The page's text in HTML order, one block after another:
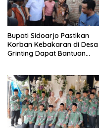
Bupati Sidoarjo Pastikan
Korban Kebakaran di Desa
Grinting Dapat Bantuan